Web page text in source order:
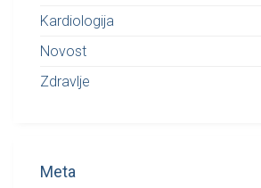
Kardiologija
Novost
Zdravlje
Meta